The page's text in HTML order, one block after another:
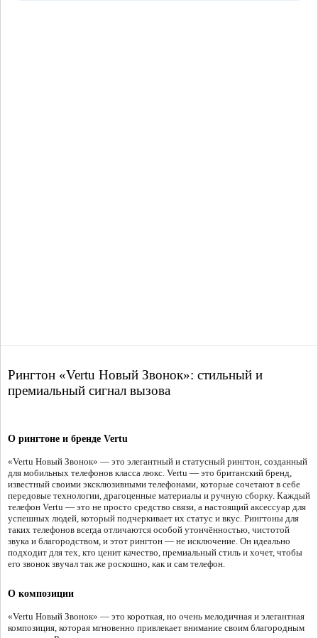
Рингтон «Vertu Новый Звонок»: стильный и
премиальный сигнал вызова
О рингтоне и бренде Vertu
«Vertu Новый Звонок» — это элегантный и статусный рингтон, созданный
для мобильных телефонов класса люкс. Vertu — это британский бренд,
известный своими эксклюзивными телефонами, которые сочетают в себе
передовые технологии, драгоценные материалы и ручную сборку. Каждый
телефон Vertu — это не просто средство связи, а настоящий аксессуар для
успешных людей, который подчеркивает их статус и вкус. Рингтоны для
таких телефонов всегда отличаются особой утончённостью, чистотой
звука и благородством, и этот рингтон — не исключение. Он идеально
подходит для тех, кто ценит качество, премиальный стиль и хочет, чтобы
его звонок звучал так же роскошно, как и сам телефон.
О композиции
«Vertu Новый Звонок» — это короткая, но очень мелодичная и элегантная
композиция, которая мгновенно привлекает внимание своим благородным